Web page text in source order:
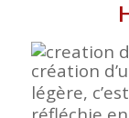
création
légère,
réfléchie